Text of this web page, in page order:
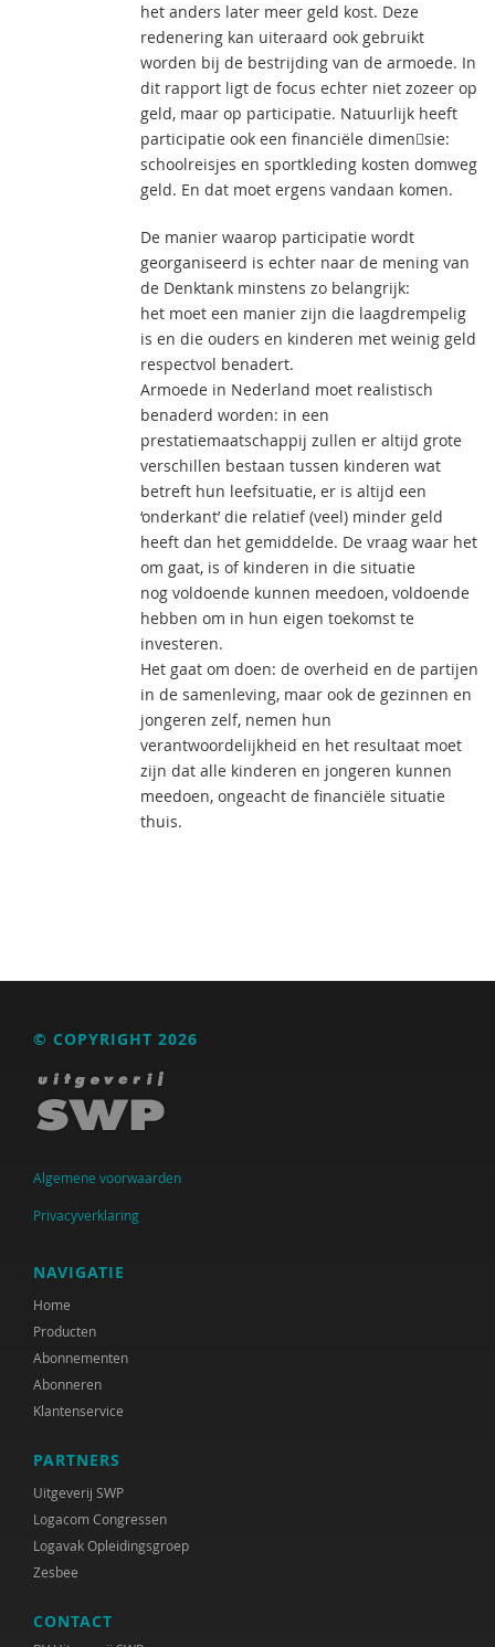
het anders later meer geld kost. Deze
redenering kan uiteraard ook gebruikt
worden bij de bestrijding van de armoede. In
dit rapport ligt de focus echter niet zozeer op
geld, maar op participatie. Natuurlijk heeft
participatie ook een financiële dimen￾sie:
schoolreisjes en sportkleding kosten domweg
geld. En dat moet ergens vandaan komen.
De manier waarop participatie wordt
georganiseerd is echter naar de mening van
de Denktank minstens zo belangrijk:
het moet een manier zijn die laagdrempelig
is en die ouders en kinderen met weinig geld
respectvol benadert.
Armoede in Nederland moet realistisch
benaderd worden: in een
prestatiemaatschappij zullen er altijd grote
verschillen bestaan tussen kinderen wat
betreft hun leefsituatie, er is altijd een
‘onderkant’ die relatief (veel) minder geld
heeft dan het gemiddelde. De vraag waar het
om gaat, is of kinderen in die situatie
nog voldoende kunnen meedoen, voldoende
hebben om in hun eigen toekomst te
investeren.
Het gaat om doen: de overheid en de partijen
in de samenleving, maar ook de gezinnen en
jongeren zelf, nemen hun
verantwoordelijkheid en het resultaat moet
zijn dat alle kinderen en jongeren kunnen
meedoen, ongeacht de financiële situatie
thuis.
© COPYRIGHT 2026
Algemene voorwaarden
Privacyverklaring
NAVIGATIE
Home
Producten
Abonnementen
Abonneren
Klantenservice
PARTNERS
Uitgeverij SWP
Logacom Congressen
Logavak Opleidingsgroep
Zesbee
CONTACT